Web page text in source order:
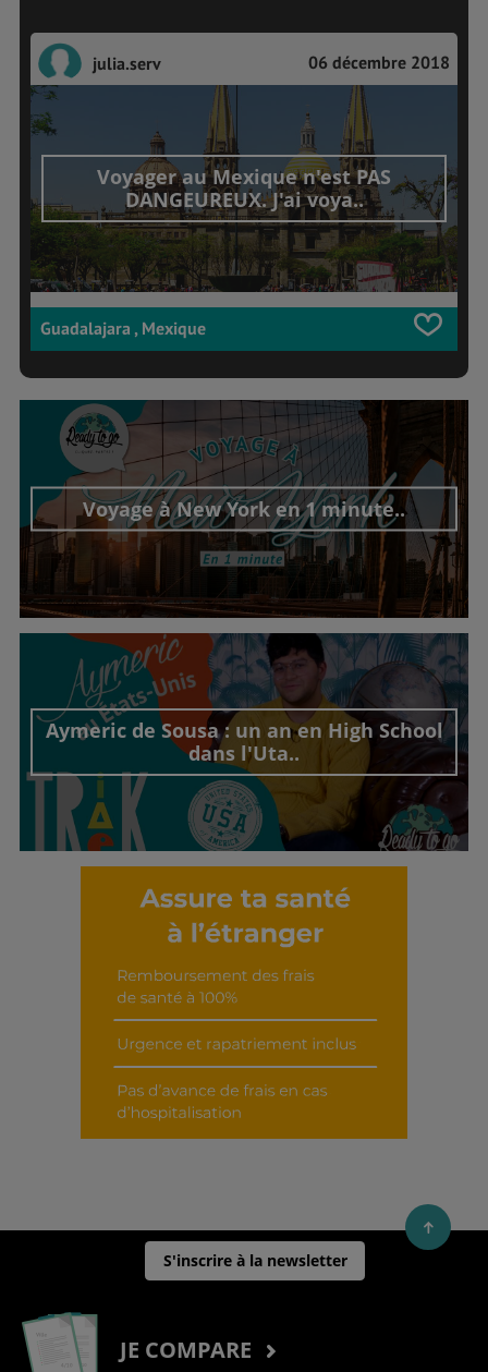
julia.serv 06 décembre 2018
Voyager au Mexique n'est PAS
DANGEUREUX. J'ai voya..
Guadalajara , Mexique
Voyage à New York en 1 minute..
Découvrir cet interview
Aymeric de Sousa : un an en High School
dans l'Uta..
Découvrir cet interview
S'inscrire à la newsletter
JE COMPARE